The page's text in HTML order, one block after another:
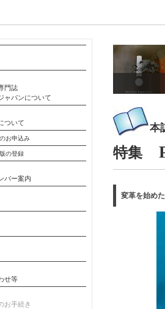
本
特集
変革を始め
門誌
ャパンについて
ついて
お申込み
の登録
バー案内
せ等
お手続き